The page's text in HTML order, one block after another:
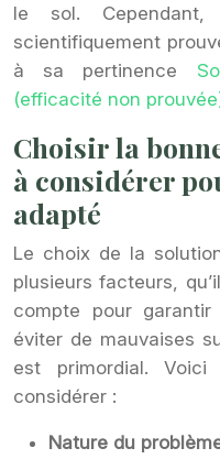
le sol.
scientifiquement
à sa pertinence
(efficacité non
Choisir la
à considérer
adapté
Le choix de la
plusieurs facteurs,
compte pour
éviter de mauvaises
est primordial.
considérer :
Nature du